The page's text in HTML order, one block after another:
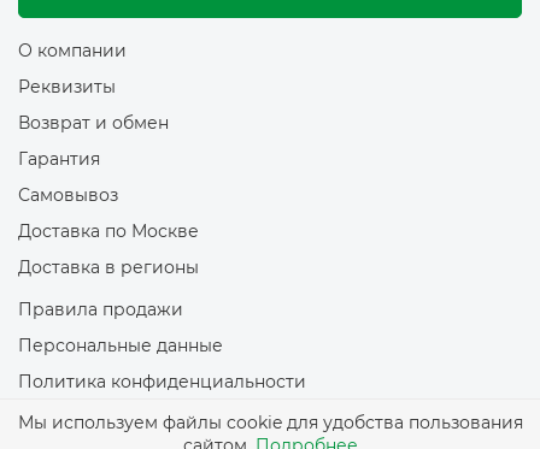
О компании
Реквизиты
Возврат и обмен
Гарантия
Самовывоз
Доставка по Москве
Доставка в регионы
Правила продажи
Персональные данные
Политика конфиденциальности
Политика обработки файлов Cookie
Мы используем файлы cookie для удобства пользования